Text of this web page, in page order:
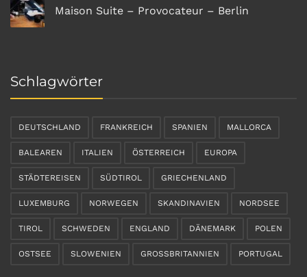
Maison Suite – Provocateur – Berlin
Schlagwörter
DEUTSCHLAND FRANKREICH SPANIEN MALLORCA
BALEAREN ITALIEN ÖSTERREICH EUROPA
STÄDTEREISEN SÜDTIROL GRIECHENLAND
LUXEMBURG NORWEGEN SKANDINAVIEN NORDSEE
TIROL SCHWEDEN ENGLAND DÄNEMARK POLEN
OSTSEE SLOWENIEN GROSSBRITANNIEN PORTUGAL